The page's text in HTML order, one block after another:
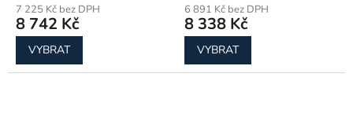
7 225 Kč bez DPH
8 742 Kč
VYBRAT
6 891 Kč bez DPH
8 338 Kč
VYBRAT